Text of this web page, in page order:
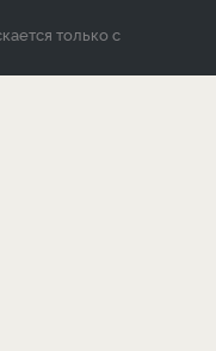
только с